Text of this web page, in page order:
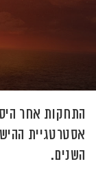
התחקות אחר
אסטרטגיית
השנים.